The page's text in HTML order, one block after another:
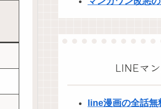
LINEマ
line漫画の全話